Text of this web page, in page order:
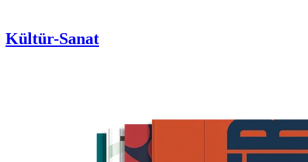
Kültür-Sanat